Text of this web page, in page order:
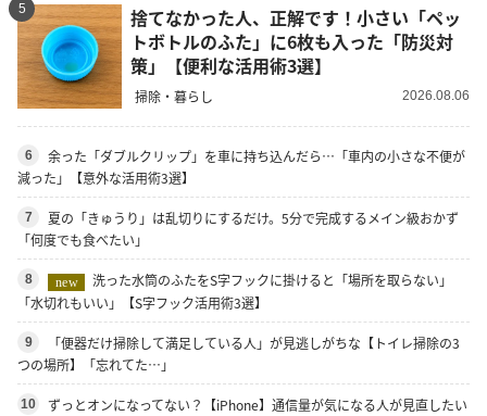
5
捨てなかった人、正解です！小さい「ペッ
トボトルのふた」に6枚も入った「防災対
策」【便利な活用術3選】
掃除・暮らし 2026.08.06
6
余った「ダブルクリップ」を車に持ち込んだら…「車内の小さな不便が
減った」【意外な活用術3選】
7
夏の「きゅうり」は乱切りにするだけ。5分で完成するメイン級おかず
「何度でも食べたい」
8 new
洗った水筒のふたをS字フックに掛けると「場所を取らない」
「水切れもいい」【S字フック活用術3選】
9
「便器だけ掃除して満足している人」が見逃しがちな【トイレ掃除の3
つの場所】「忘れてた…」
10
ずっとオンになってない？【iPhone】通信量が気になる人が見直したい